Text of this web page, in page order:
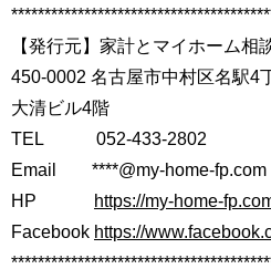
【発行元】家計とマイホーム相
450-0002 名古屋市中村区名駅4
大清ビル4階
TEL 052-433-2802
Email ****@my-home-fp.com
HP
https://my-home-
Facebook https://